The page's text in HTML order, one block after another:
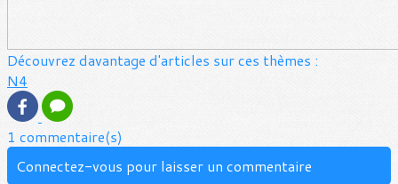
Découvrez davantage d'articles sur ces thèmes :
N4
1 commentaire(s)
Connectez-vous pour laisser un commentaire